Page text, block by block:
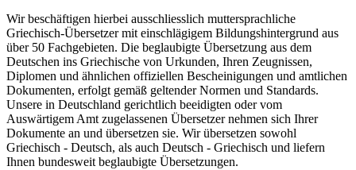
Wir beschäftigen hierbei ausschliesslich muttersprachliche
Griechisch-Übersetzer mit einschlägigem Bildungshintergrund aus
über 50 Fachgebieten. Die beglaubigte Übersetzung aus dem
Deutschen ins Griechische von Urkunden, Ihren Zeugnissen,
Diplomen und ähnlichen offiziellen Bescheinigungen und amtlichen
Dokumenten, erfolgt gemäß geltender Normen und Standards.
Unsere in Deutschland gerichtlich beeidigten oder vom
Auswärtigem Amt zugelassenen Übersetzer nehmen sich Ihrer
Dokumente an und übersetzen sie. Wir übersetzen sowohl
Griechisch - Deutsch, als auch Deutsch - Griechisch und liefern
Ihnen bundesweit beglaubigte Übersetzungen.